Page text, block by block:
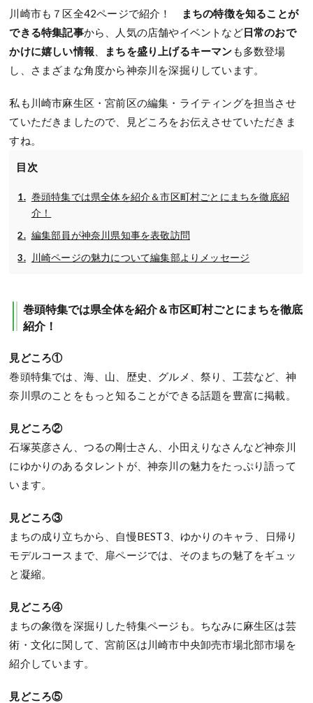
川崎市も７区全42ページで紹介！
まちの特徴を知ることが
できる特集記事から、人気の店舗やイベントなど日常のおで
かけに嬉しい情報
まちを盛り上げるキーマンも多数登場
し、さまざまな角度から神奈川を深掘りしています。
私も川崎市麻生区・宮前区の編集・ライティングを担当させ
ていただきましたので、見どころをお伝えさせていただきま
すね。
目次
巻頭特集では県全体を紹介＆市区町村ごとにまちを徹底紹
介！
編集部員が神奈川県知事を表敬訪問
川崎ページの魅力について編集部よりメッセージ
巻頭特集では県全体を紹介＆市区町村ごとにまちを徹底
紹介！
見どころ①
巻頭特集では、海、山、歴史、グルメ、祭り、工芸など、神
奈川県のことをもっと知ることができる話題を豊富に掲載。
見どころ②
石塚英彦さん、つるの剛士さん、小田えりなさんなど神奈川
にゆかりのあるタレントが、神奈川の魅力をたっぷり語って
います。
見どころ③
まちの成り立ちから、自慢BEST3、ゆかりのキャラ、日帰り
モデルコースまで、扉ページでは、そのまちの魅了をギュッ
と凝縮。
見どころ④
まちの象徴を深掘りした特集ページも。ちなみに麻生区は芸
術・文化に関して、宮前区は川崎市中央卸売市場北部市場を
紹介しています。
見どころ⑤